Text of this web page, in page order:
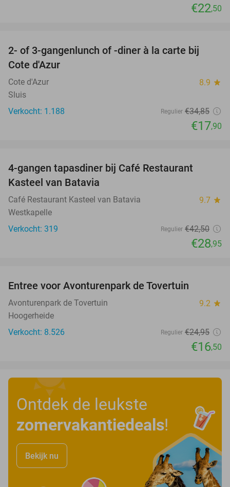
€22,50
49%
2- of 3-gangenlunch of -diner à la carte bij
Cote d'Azur
Cote d'Azur 8.9 star
Sluis
Verkocht: 1.188
Regulier €34,85
€17,90
4-gangen tapasdiner bij Café Restaurant
Kasteel van Batavia
Café Restaurant Kasteel van Batavia 9.7 star
Westkapelle
Verkocht: 319
Regulier €42,50
€28,95
Entree voor Avonturenpark de Tovertuin
Avonturenpark de Tovertuin 9.2 star
Hoogerheide
Verkocht: 8.526
Regulier €24,95
€16,50
Ontdek de leukste
zomervakantiedeals!
Bekijk nu